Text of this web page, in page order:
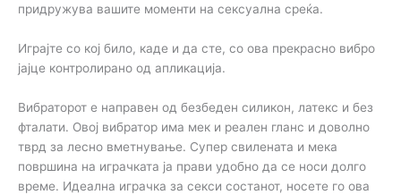
придружува вашите моменти на сексуална среќа.
Играјте со кој било, каде и да сте, со ова прекрасно вибро
јајце контролирано од апликација.
Вибраторот е направен од безбеден силикон, латекс и без
фталати. Овој вибратор има мек и реален гланс и доволно
тврд за лесно вметнување. Супер свилената и мека
површина на играчката ја прави удобно да се носи долго
време. Идеална играчка за секси состанот, носете го ова